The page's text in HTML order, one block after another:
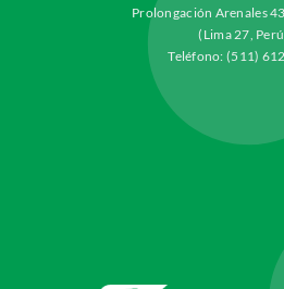
Prolongación Arenales
(Lima 27,
Teléfono: (511)